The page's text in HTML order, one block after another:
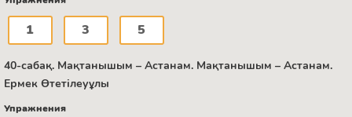
1 3 5
40-сабақ. Мақтанышым – Астанам. Мақтанышым – Астанам.
Ермек Өтетілеуұлы
Упражнения